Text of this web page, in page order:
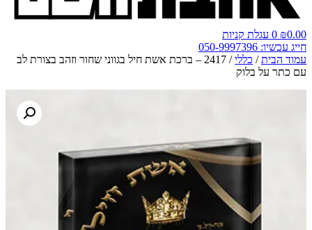
₪0.00
0 עגלת קניות
חייג עכשיו: 050-9997396
עמוד הבית/ כללי
/ 2417 – ברכת אשת חיל בגווני שחור וזהב בצורת לב
עם כתר על בלוק